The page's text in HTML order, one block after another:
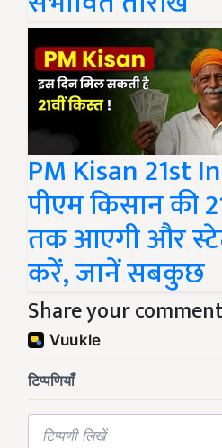
PM Kisan 21st
पीएम किसान की
तक आएगी और
करें, जानें सबकुछ
Share your